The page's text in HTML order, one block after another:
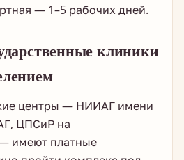
— 1–5 рабочих дней.
клиники
центры — НИИАГ имени
ЦПСиР на
имеют платные